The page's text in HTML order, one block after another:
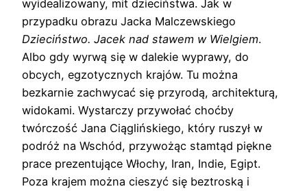
wyidealizowany, mit dzieciństwa. Jak w
przypadku obrazu Jacka Malczewskiego
Dzieciństwo. Jacek nad stawem w Wielgiem.
Albo gdy wyrwą się w dalekie wyprawy, do
obcych, egzotycznych krajów. Tu można
bezkarnie zachwycać się przyrodą, architekturą,
widokami. Wystarczy przywołać choćby
twórczość Jana Ciąglińskiego, który ruszył w
podróż na Wschód, przywożąc stamtąd piękne
prace prezentujące Włochy, Iran, Indie, Egipt.
Poza krajem można cieszyć się beztroską i